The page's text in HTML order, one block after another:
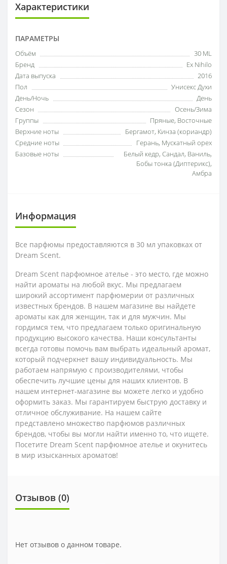
Характеристики
ПАРАМЕТРЫ
Объём
30 ML
Бренд
Ex Nihilo
Дата выпуска
2016
Пол
Унисекс Духи
День/Ночь
День
Сезон
Осень/Зима
Группы
Пряные, Восточные
Верхние ноты
Бергамот, Кинза (кориандр)
Средние ноты
Герань, Мускатный орех
Базовые ноты
Белый кедр, Сандал, Ваниль,
Бобы тонка (Диптерикс),
Амбра
Информация
Все парфюмы предоставляются в 30 мл упаковках от
Dream Scent.
Dream Scent парфюмное ателье - это место, где можно
найти ароматы на любой вкус. Мы предлагаем
широкий ассортимент парфюмерии от различных
известных брендов. В нашем магазине вы найдете
ароматы как для женщин, так и для мужчин. Мы
гордимся тем, что предлагаем только оригинальную
продукцию высокого качества. Наши консультанты
всегда готовы помочь вам выбрать идеальный аромат,
который подчеркнет вашу индивидуальность. Мы
работаем напрямую с производителями, чтобы
обеспечить лучшие цены для наших клиентов. В
нашем интернет-магазине вы можете легко и удобно
оформить заказ. Мы гарантируем быструю доставку и
отличное обслуживание. На нашем сайте
представлено множество парфюмов различных
брендов, чтобы вы могли найти именно то, что ищете.
Посетите Dream Scent парфюмное ателье и окунитесь
в мир изысканных ароматов!
Отзывов (0)
Нет отзывов о данном товаре.